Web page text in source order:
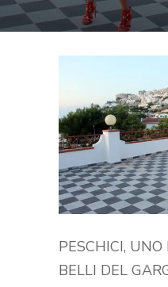
PESCHICI, UNO
BELLI DEL